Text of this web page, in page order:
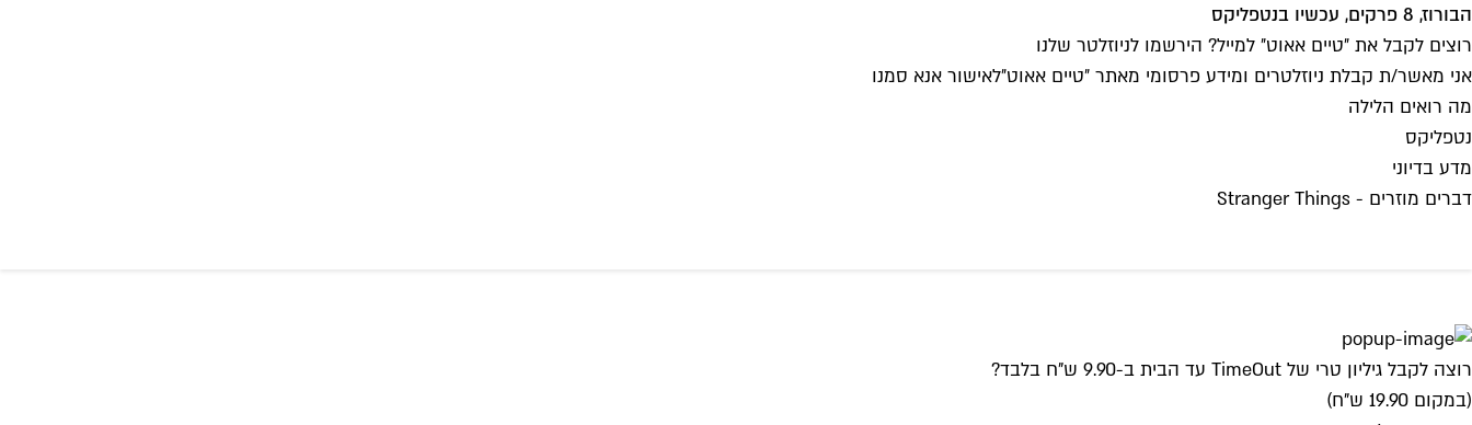
הבורוז, 8 פרקים, עכשיו בנטפליקס
רוצים לקבל את ״טיים אאוט״ למייל? הירשמו לניוזלטר שלנו
אני מאשר/ת קבלת ניוזלטרים ומידע פרסומי מאתר ״טיים אאוט״לאישור אנא סמנו
מה רואים הלילה
נטפליקס
מדע בדיוני
דברים מוזרים - Stranger Things
רוצה לקבל גיליון טרי של TimeOut עד הבית ב-9.90 ש"ח בלבד?
(במקום 19.90 ש"ח)